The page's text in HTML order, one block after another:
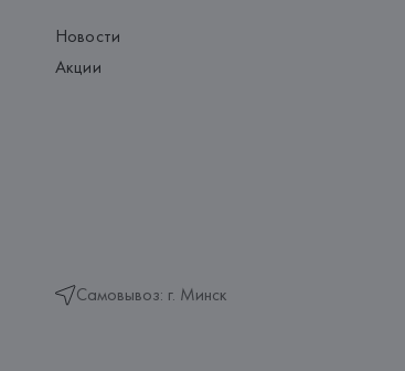
Новости
Акции
Самовывоз: г. Минск